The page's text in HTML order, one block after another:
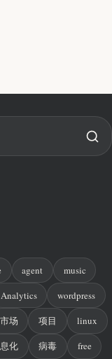
agent music
Analytics wordpress
市场 项目 linux
化 病毒 free